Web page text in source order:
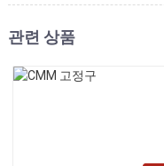
관련 상품